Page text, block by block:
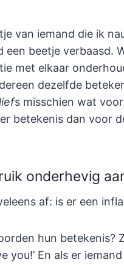
van iemand die ik
een beetje verbaasd.
met elkaar
dezelfde
s misschien wat
betekenis dan voor
onderhevig
af: is er een
hun betekenis?
you!’ En als er